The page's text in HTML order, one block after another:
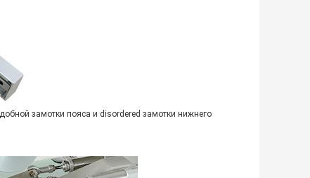
замотки пояса и disordered замотки нижнего